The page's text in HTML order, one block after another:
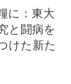
に：東大
と闘病を
けた新た